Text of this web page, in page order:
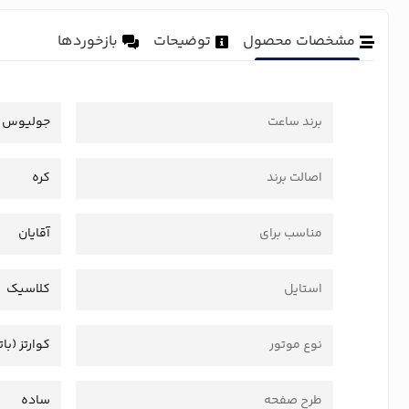
مشخصات محصول توضیحات بازخوردها
برند ساعت جولیوس
اصالت برند کره
مناسب برای آقایان
استایل کلاسیک
نوع موتور کوارتز
طرح صفحه ساده